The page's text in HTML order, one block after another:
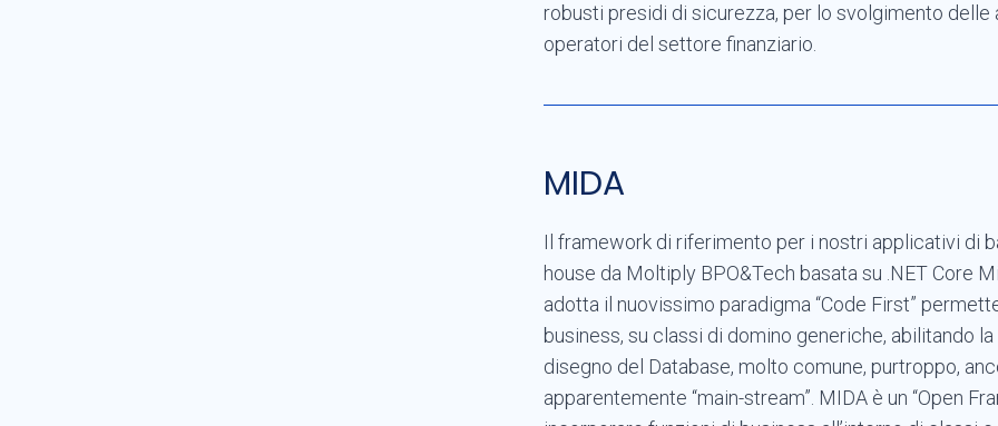
robusti presidi di sicurezza, per lo svolgimento
operatori del settore finanziario.
MIDA
Il framework di riferimento per i nostri applicativi di
house da Moltiply BPO&Tech basata su .NET Core
adotta il nuovissimo paradigma “Code First”
business, su classi di domino generiche, abilitando
disegno del Database, molto comune, purtroppo,
apparentemente “main-stream”. MIDA è un “Open